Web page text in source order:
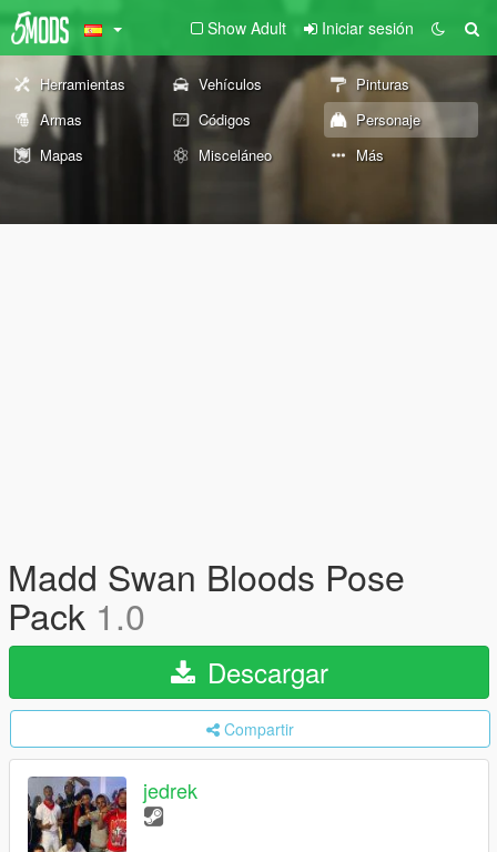
Show Adult Iniciar sesión
Herramientas Vehículos
Pinturas
Armas
Códigos
Personaje
Mapas
Misceláneo Más
Madd Swan Bloods Pose
Pack 1.0
Descargar
Compartir
jedrek